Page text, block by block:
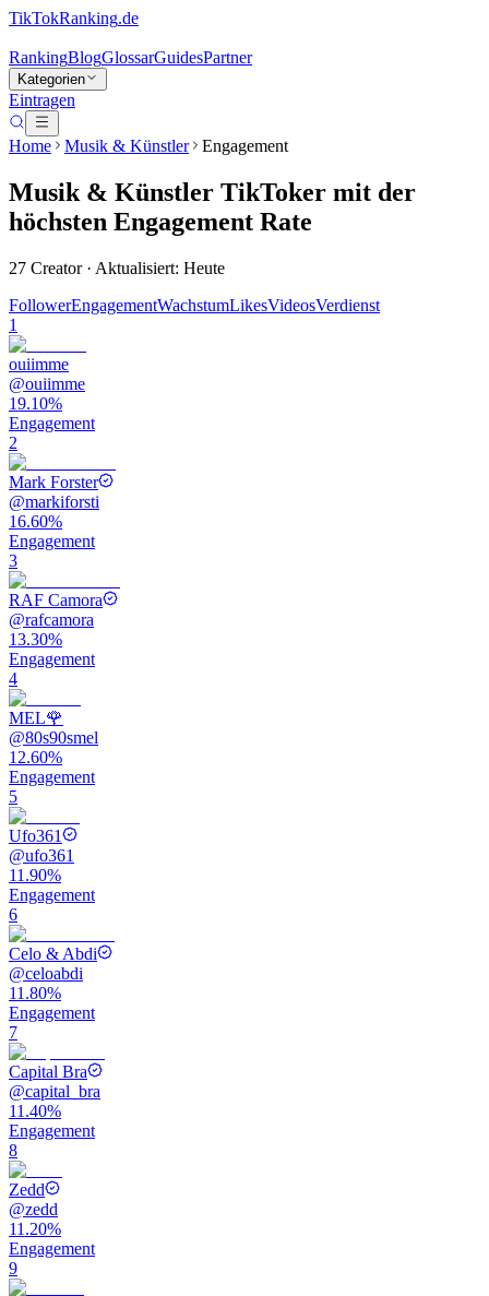
TikTokRanking.de
RankingBlogGlossarGuidesPartner
Kategorien
Eintragen
Home Musik & Künstler Engagement
Musik & Künstler TikToker mit der
höchsten Engagement Rate
27 Creator · Aktualisiert: Heute
FollowerEngagementWachstumLikesVideosVerdienst
1
ouiimme
@ouiimme
19.10%
Engagement
2
Mark Forster
@markiforsti
16.60%
Engagement
3
RAF Camora
@rafcamora
13.30%
Engagement
4
MEL🌹
@80s90smel
12.60%
Engagement
5
Ufo361
@ufo361
11.90%
Engagement
6
Celo & Abdi
@celoabdi
11.80%
Engagement
7
Capital Bra
@capital_bra
11.40%
Engagement
8
Zedd
@zedd
11.20%
Engagement
9